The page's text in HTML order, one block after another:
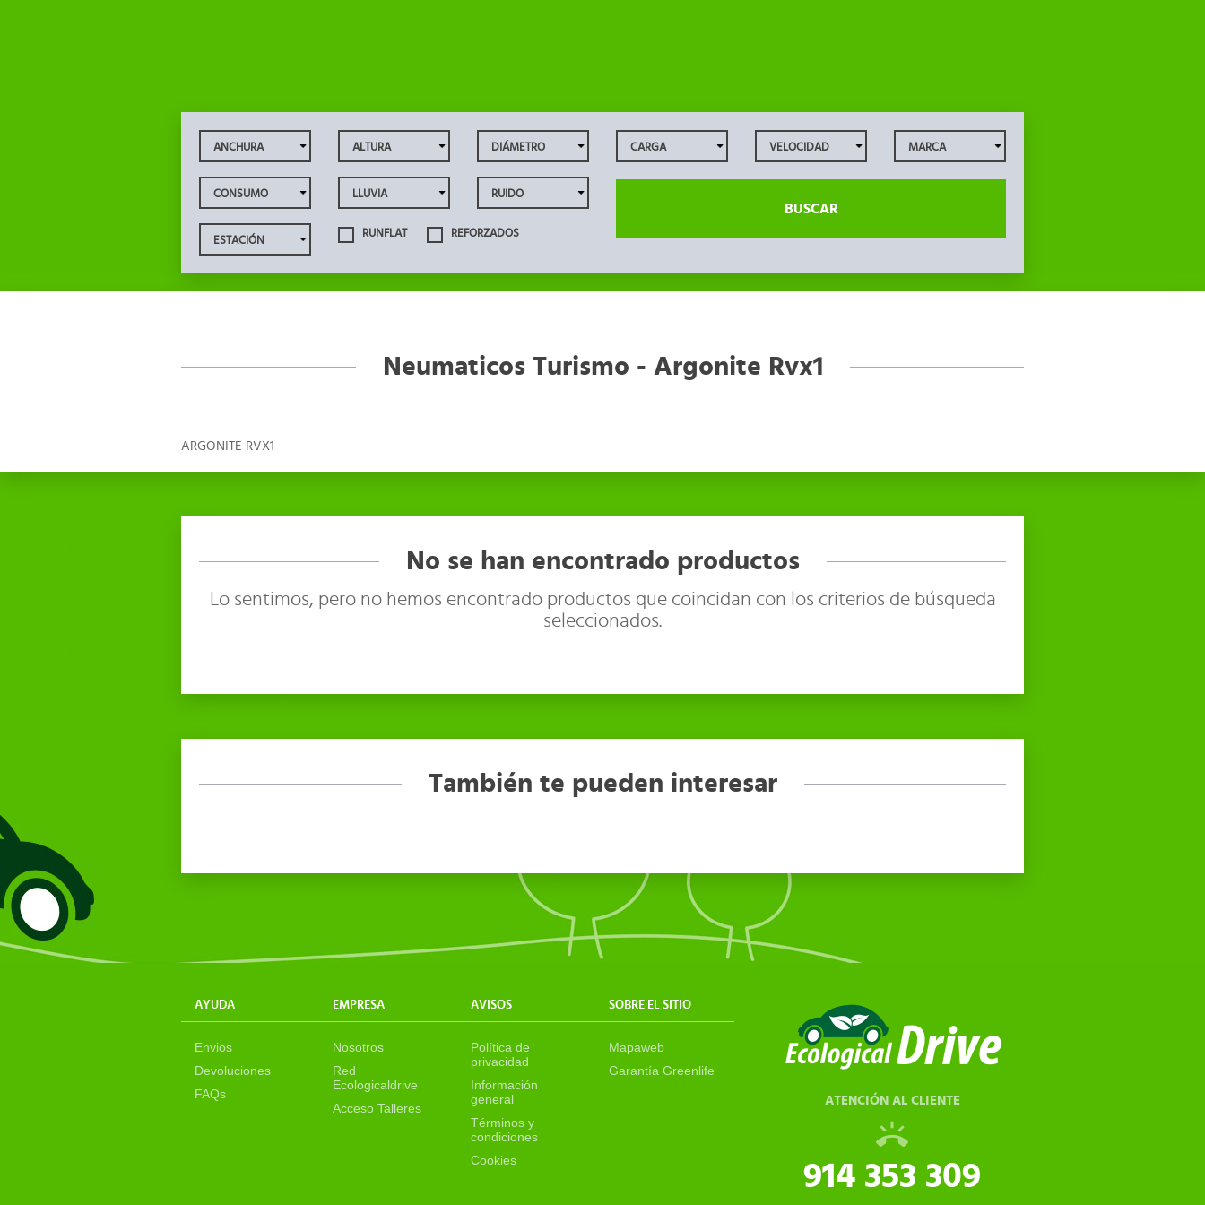
RUNFLAT REFORZADOS
BUSCAR
Neumaticos Turismo - Argonite Rvx1
ARGONITE RVX1
No se han encontrado productos
Lo sentimos, pero no hemos encontrado productos que coincidan con los criterios de búsqueda
seleccionados.
También te pueden interesar
AYUDA EMPRESA AVISOS SOBRE EL SITIO
Envios
Devoluciones
FAQs
Nosotros
Red
Ecologicaldrive
Acceso Talleres
Política de
privacidad
Información
general
Términos y
condiciones
Cookies
Mapaweb
Garantía Greenlife
ATENCIÓN AL CLIENTE
914 353 309